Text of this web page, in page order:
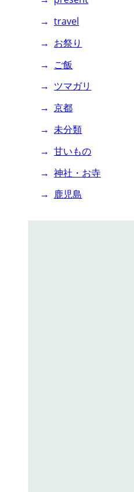
travel
お祭り
ご飯
ツマガリ
京都
未分類
甘いもの
神社・お寺
鹿児島